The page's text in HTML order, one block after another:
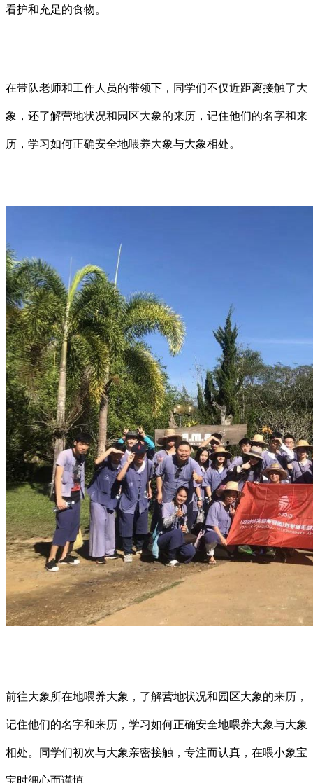
看护和充足的食物。
在带队老师和工作人员的带领下，同学们不仅近距离接触了大
象，还了解营地状况和园区大象的来历，记住他们的名字和来
历，学习如何正确安全地喂养大象与大象相处。
前往大象所在地喂养大象， 了解营地状况和园区大象的来历，
记住他们的名字和来历，学习如何正确安全地喂养大象与大象
相处。 同学们初次与大象亲密接触，专注而认真，在喂小象宝
宝时细心而谨慎。